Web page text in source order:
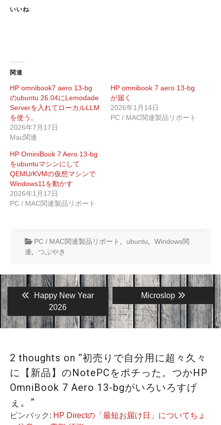
いいね:
関連
HP omnibook7 aero 13-bg
のubuntu 26.04にLemodade
Serverを入れてローカルLLM
を使う。
2026年7月17日
Mac関連
HP omnibook 7 aero 13-bg
が届く
2026年1月14日
PC / MAC関連製品リポート
HP OminiBook 7 Aero 13-bg
をubuntuマシンにして
QEMU/KVMの仮想マシンで
Windows11を動かす
2026年1月17日
PC / MAC関連製品リポート
PC / MAC関連製品リポート , ubuntu,
Windows関
連, つぶやき
投
稿
ナ
ゲ
ー
シ
ョ
ン
Previous
post:
Happy New Year
2026
Next
post:
Microslop
2 thoughts on “初売りで自分用に超々久々
に【新品】のNotePCをポチった。つかHP
OmniBook 7 Aero 13-bgがいろいろすげ
ぇ。”
ピンバック: HP Directの「最短お届け日」についてちょ